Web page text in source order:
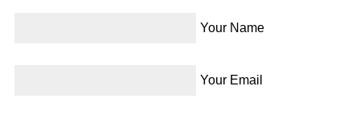
Your Name
Your Email